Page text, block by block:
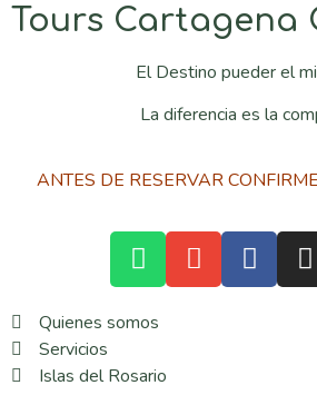
Tours Cartagena
El Destino pueder el
La diferencia es la
ANTES DE RESERVAR
Quienes somos
Servicios
Islas del Rosario